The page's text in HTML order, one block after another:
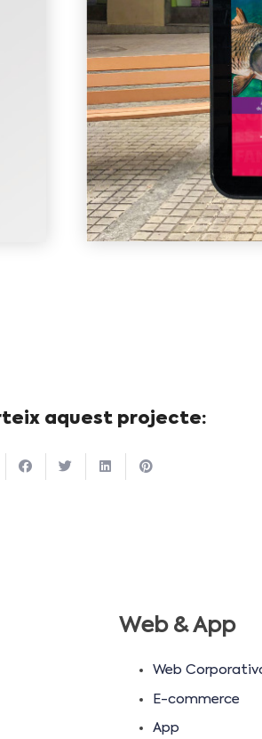
aquest projecte:
Web & App
Web
E-commerce
App